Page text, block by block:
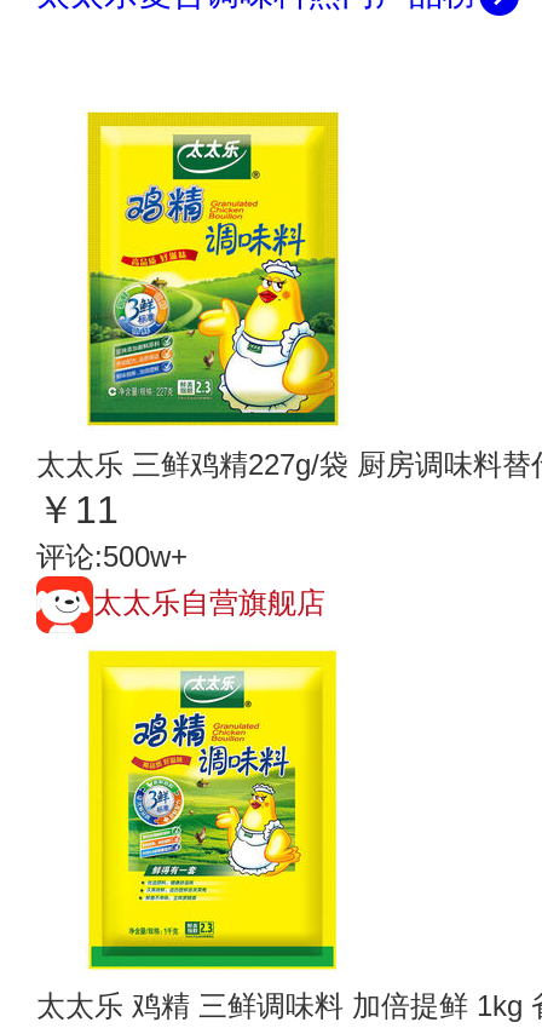
太太乐 三鲜鸡精227g/袋 厨房调味料替
￥11
评论:500w+
太太乐自营旗舰店
太太乐 鸡精 三鲜调味料 加倍提鲜 1kg